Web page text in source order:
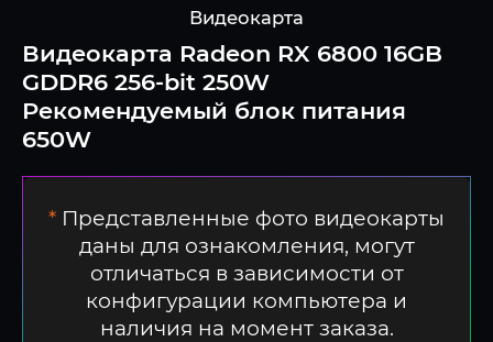
Видеокарта
Видеокарта Radeon RX 6800 16GB
GDDR6 256-bit 250W
Рекомендуемый блок питания
650W
* Представленные фото видеокарты
даны для ознакомления, могут
отличаться в зависимости от
конфигурации компьютера и
наличия на момент заказа.